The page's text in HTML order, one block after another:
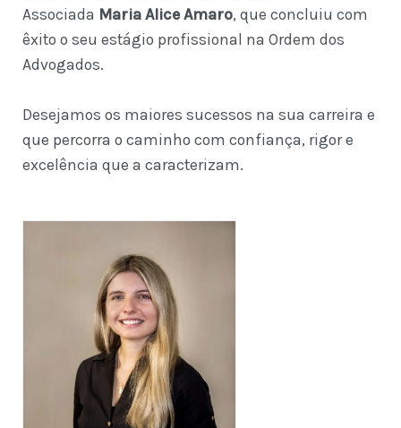
Associada Maria Alice Amaro, que concluiu com
êxito o seu estágio profissional na Ordem dos
Advogados.
Desejamos os maiores sucessos na sua carreira e
que percorra o caminho com confiança, rigor e
excelência que a caracterizam.